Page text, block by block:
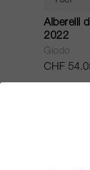
Alberelli
2022
Giodo
CHF